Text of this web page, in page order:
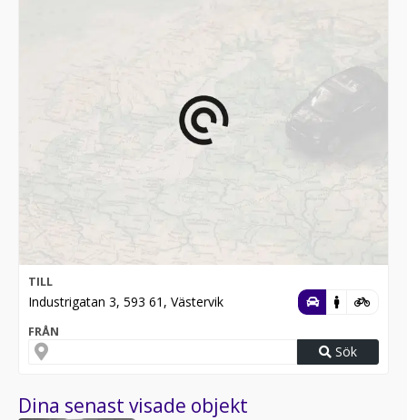
TILL
Industrigatan 3, 593 61, Västervik
FRÅN
Sök
Dina senast visade objekt